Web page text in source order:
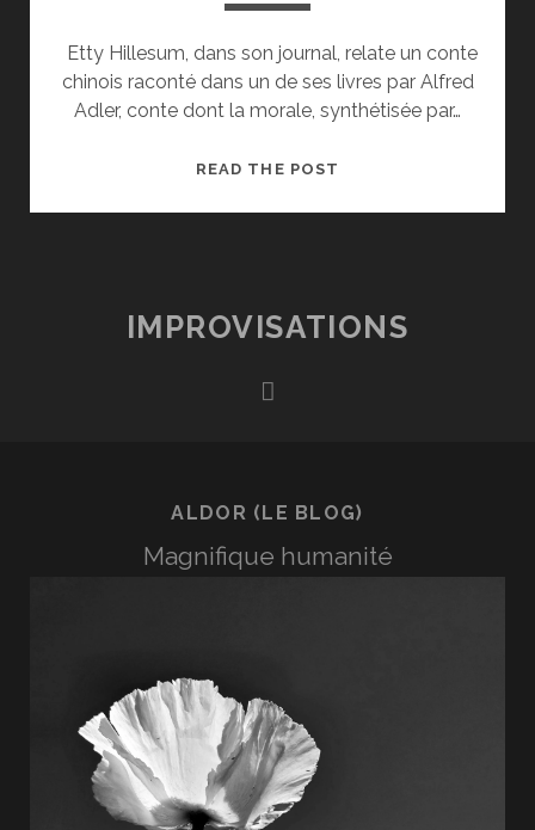
Etty Hillesum, dans son journal, relate un conte
chinois raconté dans un de ses livres par Alfred
Adler, conte dont la morale, synthétisée par…
READ THE POST
IMPROVISATIONS
ALDOR (LE BLOG)
Magnifique humanité